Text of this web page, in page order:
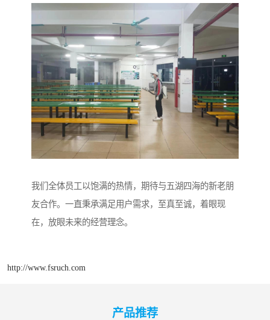
我们全体员工以饱满的热情，期待与五湖四海的新老朋
友合作。一直秉承满足用户需求，至真至诚，着眼现
在，放眼未来的经营理念。
http://www.fsruch.com
产品推荐